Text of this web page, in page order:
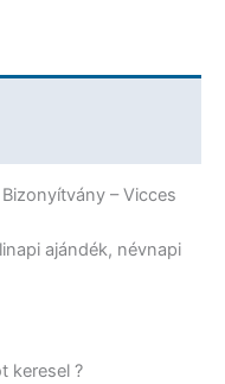
– Vicces
ajándék, névnapi
keresel ?